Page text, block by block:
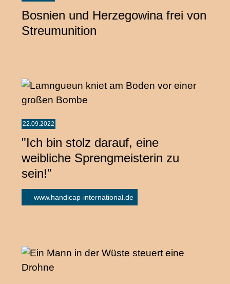
Bosnien und Herzegowina frei von
Streumunition
22.09.2022
"Ich bin stolz darauf, eine
weibliche Sprengmeisterin zu
sein!"
www.handicap-international.de